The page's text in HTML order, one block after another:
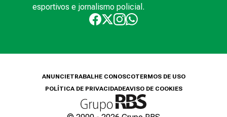
esportivos e jornalismo policial.
ANUNCIETRABALHE CONOSCOTERMOS DE USO
POLÍTICA DE PRIVACIDADEAVISO DE COOKIES